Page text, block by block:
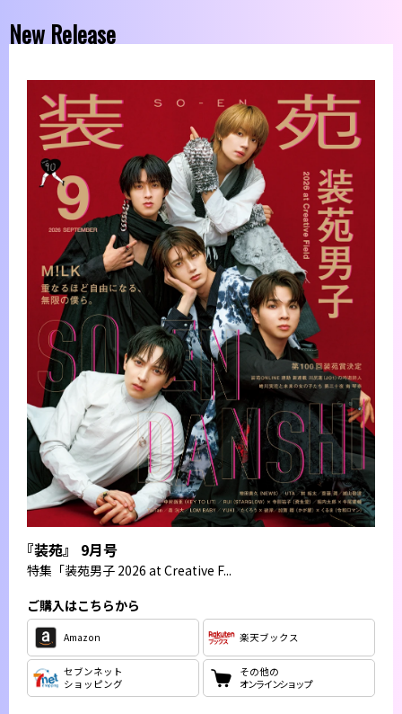
New Release
『装苑』 9月号
特集 「装苑男子 2026 at Creative F...
ご購入はこちらから
Amazon 楽天ブックス
セブンネット
ショッピング
その他の
オンラインショップ